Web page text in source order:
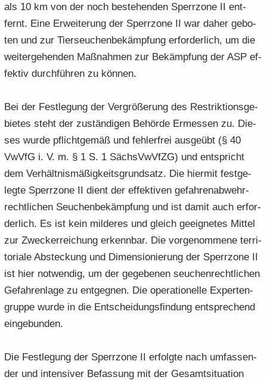
als 10 km von der noch be­stehen­den Sperr­zo­ne II ent­
fernt. Eine Er­wei­te­rung der Sperr­zo­ne II war daher ge­bo­
ten und zur Tier­seu­chen­be­kämp­fung er­for­der­lich, um die
wei­ter­ge­hen­den Maß­nah­men zur Be­kämp­fung der ASP ef­
fek­tiv durch­füh­ren zu kön­nen.
Bei der Fest­le­gung der Ver­grö­ße­rung des Re­strik­ti­ons­ge­
bie­tes steht der zu­stän­di­gen Be­hör­de Er­mes­sen zu. Die­
ses wurde pflicht­ge­mäß und feh­ler­frei aus­ge­übt (§ 40
VwVfG i. V. m. § 1 S. 1 Sächs­VwVfZG) und ent­spricht
dem Ver­hält­nis­mä­ßig­keits­grund­satz. Die hier­mit fest­ge­
leg­te Sperr­zo­ne II dient der ef­fek­ti­ven ge­fah­ren­ab­wehr­
recht­li­chen Seu­chen­be­kämp­fung und ist damit auch er­for­
der­lich. Es ist kein mil­de­res und gleich ge­eig­ne­tes Mit­tel
zur Zwecker­rei­chung er­kenn­bar. Die vor­ge­nom­me­ne ter­ri­
to­ria­le Ab­ste­ckung und Di­men­sio­nie­rung der Sperr­zo­ne II
ist hier not­wen­dig, um der ge­ge­be­nen seu­chen­recht­li­chen
Ge­fah­ren­la­ge zu ent­geg­nen. Die ope­ra­tio­nel­le Ex­per­ten­
grup­pe wurde in die Ent­schei­dungs­fin­dung ent­spre­chend
ein­ge­bun­den.
Die Fest­le­gung der Sperr­zo­ne II er­folg­te nach um­fas­sen­
der und in­ten­si­ver Be­fas­sung mit der Ge­samt­si­tua­ti­on